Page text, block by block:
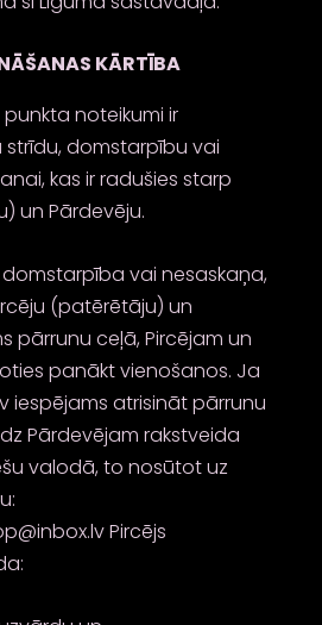
KĀRTĪBA
punkta noteikumi ir
domstarpību vai
kas ir radušies starp
un Pārdevēju.
domstarpība vai nesaskaņa,
(patērētāju) un
pārrunu ceļā, Pircējam un
panākt vienošanos. Ja
iespējams atrisināt pārrunu
Pārdevējam rakstveida
valodā, to nosūtot uz
Pircējs